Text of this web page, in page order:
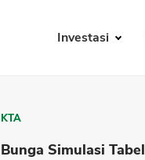
Investasi
KTA
Bunga Simulasi Tabel